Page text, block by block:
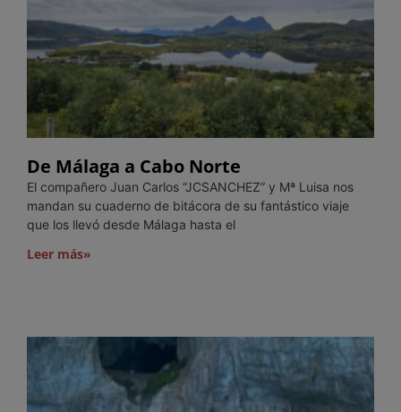
De Málaga a Cabo Norte
El compañero Juan Carlos “JCSANCHEZ” y Mª Luisa nos
mandan su cuaderno de bitácora de su fantástico viaje
que los llevó desde Málaga hasta el
Leer más»